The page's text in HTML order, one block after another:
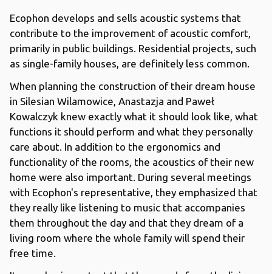
Ecophon develops and sells acoustic systems that
contribute to the improvement of acoustic comfort,
primarily in public buildings. Residential projects, such
as single-family houses, are definitely less common.
When planning the construction of their dream house
in Silesian Wilamowice, Anastazja and Paweł
Kowalczyk knew exactly what it should look like, what
functions it should perform and what they personally
care about. In addition to the ergonomics and
functionality of the rooms, the acoustics of their new
home were also important. During several meetings
with Ecophon's representative, they emphasized that
they really like listening to music that accompanies
them throughout the day and that they dream of a
living room where the whole family will spend their
free time.